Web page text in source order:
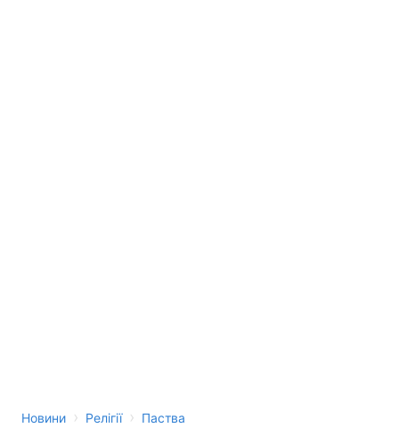
Новини › Релігії › Паства